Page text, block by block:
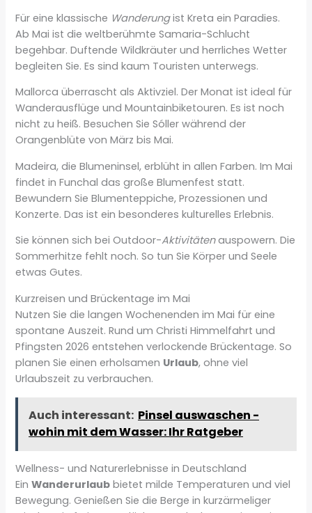
Für eine klassische Wanderungist Kreta ein Paradies.
Ab Mai ist die weltberühmte Samaria-Schlucht
begehbar. Duftende Wildkräuter und herrliches Wetter
begleiten Sie. Es sind kaum Touristen unterwegs.
Mallorca überrascht als Aktivziel. Der Monat ist ideal für
Wanderausflüge und Mountainbiketouren. Es ist noch
nicht zu heiß. Besuchen Sie Sóller während der
Orangenblüte von März bis Mai.
Madeira, die Blumeninsel, erblüht in allen Farben. Im Mai
findet in Funchal das große Blumenfest statt.
Bewundern Sie Blumenteppiche, Prozessionen und
Konzerte. Das ist ein besonderes kulturelles Erlebnis.
Sie können sich bei Outdoor-Aktivitätenauspowern. Die
Sommerhitze fehlt noch. So tun Sie Körper und Seele
etwas Gutes.
Kurzreisen und Brückentage im Mai
Nutzen Sie die langen Wochenenden im Mai für eine
spontane Auszeit. Rund um Christi Himmelfahrt und
Pfingsten 2026 entstehen verlockende Brückentage. So
planen Sie einen erholsamen Urlaub, ohne viel
Urlaubszeit zu verbrauchen.
Auch interessant: Pinsel auswaschen -
wohin mit dem Wasser: Ihr Ratgeber
Wellness- und Naturerlebnisse in Deutschland
EinWanderurlaub bietet milde Temperaturen und viel
Bewegung. Genießen Sie die Berge in kurzärmeliger